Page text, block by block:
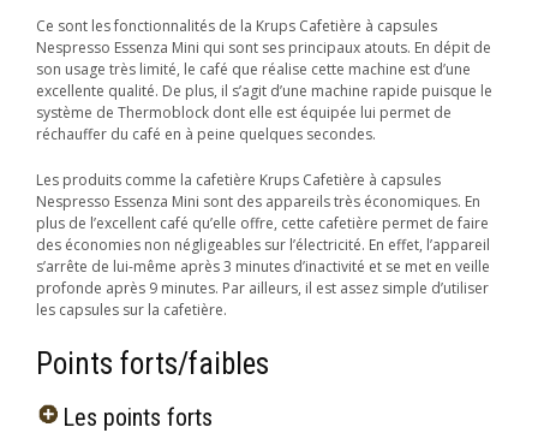
Ce sont les fonctionnalités de la Krups Cafetière à capsules
Nespresso Essenza Mini qui sont ses principaux atouts. En dépit de
son usage très limité, le café que réalise cette machine est d’une
excellente qualité. De plus, il s’agit d’une machine rapide puisque le
système de Thermoblock dont elle est équipée lui permet de
réchauffer du café en à peine quelques secondes.
Les produits comme la cafetière Krups Cafetière à capsules
Nespresso Essenza Mini sont des appareils très économiques. En
plus de l’excellent café qu’elle offre, cette cafetière permet de faire
des économies non négligeables sur l’électricité. En effet, l’appareil
s’arrête de lui-même après 3 minutes d’inactivité et se met en veille
profonde après 9 minutes. Par ailleurs, il est assez simple d’utiliser
les capsules sur la cafetière.
Points forts/faibles
Les points forts